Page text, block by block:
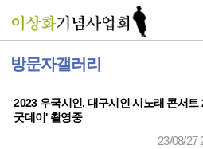
방문자갤러리
2023 우국시인, 대구시인 시노래 콘서트
굿데이' 촬영중
23/08/27